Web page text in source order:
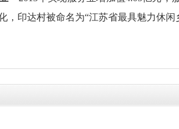
，印达村被命名为“江苏省最具魅力休